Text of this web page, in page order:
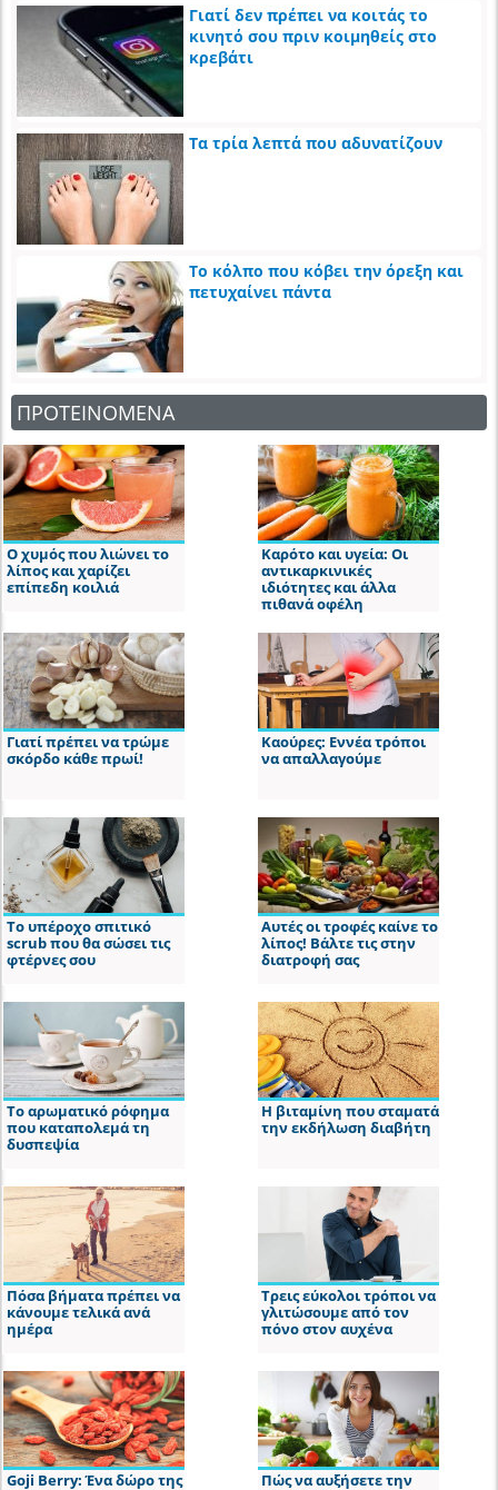
Γιατί δεν πρέπει να κοιτάς το
κινητό σου πριν κοιμηθείς στο
κρεβάτι
Τα τρία λεπτά που αδυνατίζουν
Το κόλπο που κόβει την όρεξη και
πετυχαίνει πάντα
ΠΡΟΤΕΙΝΟΜΕΝΑ
Ο χυμός που λιώνει το
λίπος και χαρίζει
επίπεδη κοιλιά
Καρότο και υγεία: Οι
αντικαρκινικές
ιδιότητες και άλλα
πιθανά οφέλη
Γιατί πρέπει να τρώμε
σκόρδο κάθε πρωί!
Καούρες: Εννέα τρόποι
να απαλλαγούμε
Το υπέροχο σπιτικό
scrub που θα σώσει τις
φτέρνες σου
Αυτές οι τροφές καίνε το
λίπος! Βάλτε τις στην
διατροφή σας
Το αρωματικό ρόφημα
που καταπολεμά τη
δυσπεψία
Η βιταμίνη που σταματά
την εκδήλωση διαβήτη
Πόσα βήματα πρέπει να
κάνουμε τελικά ανά
ημέρα
Τρεις εύκολοι τρόποι να
γλιτώσουμε από τον
πόνο στον αυχένα
Goji Berry: Ένα δώρο της
Πώς να αυξήσετε την